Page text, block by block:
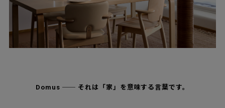
Domus ── それは「家」を意味する言葉です。